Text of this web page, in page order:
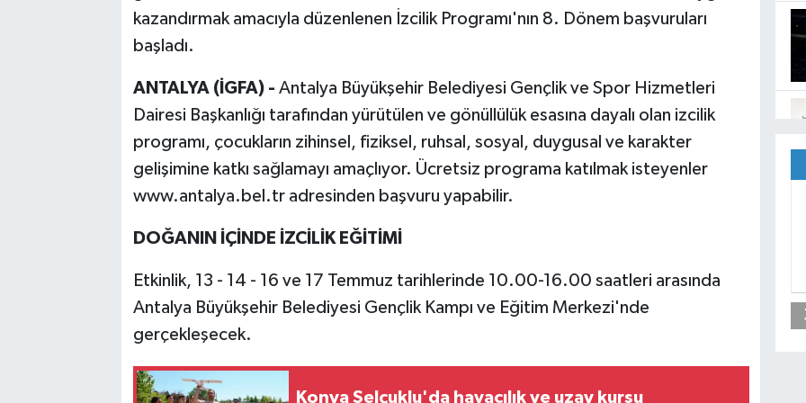
kazandırmak amacıyla düzenlenen İzcilik Programı'nın 8. Dönem başvuruları
başladı.
ANTALYA (İGFA) - Antalya Büyükşehir Belediyesi Gençlik ve Spor Hizmetleri
Dairesi Başkanlığı tarafından yürütülen ve gönüllülük esasına dayalı olan izcilik
programı, çocukların zihinsel, fiziksel, ruhsal, sosyal, duygusal ve karakter
gelişimine katkı sağlamayı amaçlıyor. Ücretsiz programa katılmak isteyenler
www.antalya.bel.tr adresinden başvuru yapabilir.
DOĞANIN İÇİNDE İZCİLİK EĞİTİMİ
Etkinlik, 13 - 14 - 16 ve 17 Temmuz tarihlerinde 10.00-16.00 saatleri arasında
Antalya Büyükşehir Belediyesi Gençlik Kampı ve Eğitim Merkezi'nde
gerçekleşecek.
Konya Selçuklu'da havacılık ve uzay kursu